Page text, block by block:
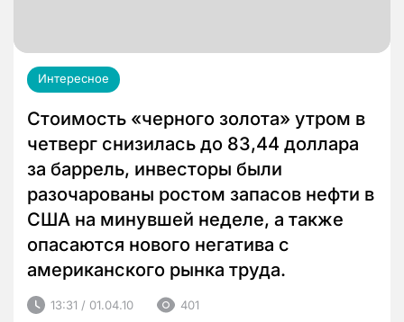
Интересное
Стоимость «черного золота» утром в
четверг снизилась до 83,44 доллара
за баррель, инвесторы были
разочарованы ростом запасов нефти в
США на минувшей неделе, а также
опасаются нового негатива с
американского рынка труда.
13:31 / 01.04.10 401